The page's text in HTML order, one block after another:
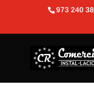
Abrir barra de
973 240